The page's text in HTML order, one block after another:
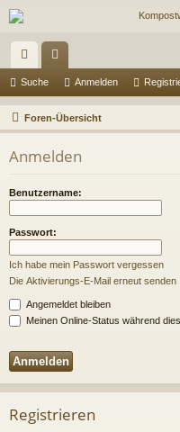
ch
ne
llz
ug
riff
en
Suche Anmelden
Foren-Übersicht
Anmelden
Benutzername:
Passwort:
Ich habe mein Passwort vergessen
Die Aktivierungs-E-Mail erneut senden
Angemeldet bleiben
Meinen Online-Status während
Registrieren